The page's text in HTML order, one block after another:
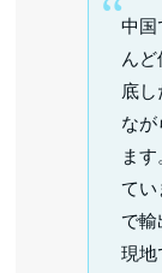
中国
ん
底
なが
ま
てい
で輸
現地